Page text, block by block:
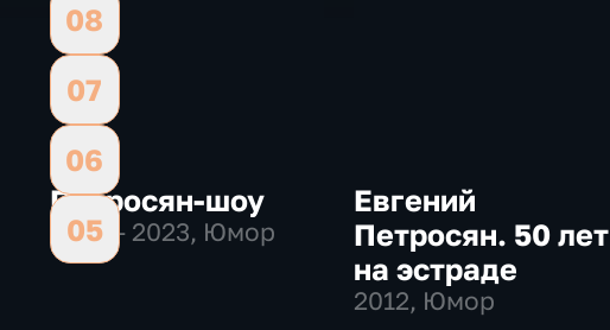
08
07
06
05
Петросян-шоу
2014 – 2023, Юмор
Евгений
Петросян. 50 лет
на эстраде
2012, Юмор